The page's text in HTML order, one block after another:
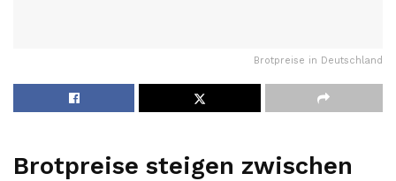
Brotpreise in Deutschland
Brotpreise steigen zwischen